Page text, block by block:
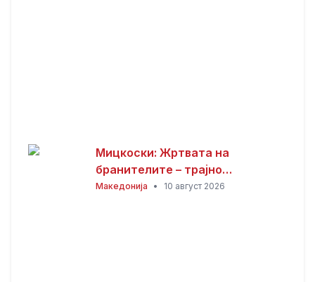
Мицкоски: Жртвата на
бранителите – трајно
потсетување дека мирот,
Македонија • 10 август 2026